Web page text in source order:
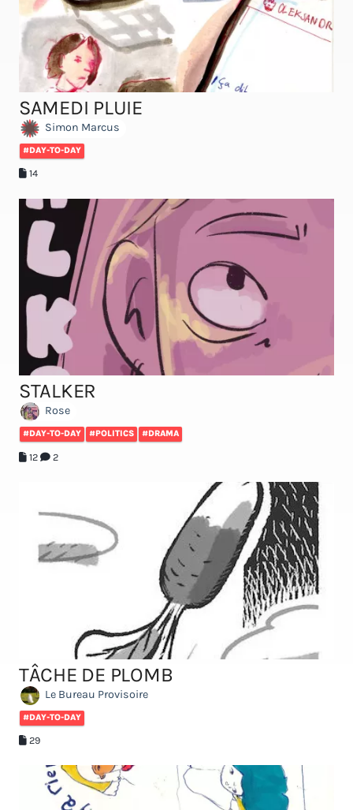
SAMEDI PLUIE
Simon Marcus
#DAY-TO-DAY
14
STALKER
Rose
#DAY-TO-DAY #POLITICS #DRAMA
12 2
TÂCHE DE PLOMB
Le Bureau Provisoire
#DAY-TO-DAY
29